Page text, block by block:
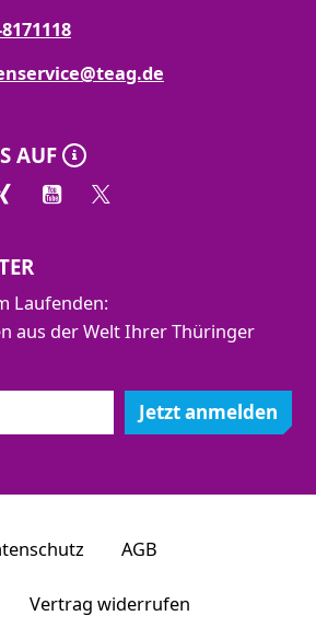
AUF
Laufenden:
aus der Welt Ihrer Thüringer
Jetzt anmelden
AGB
Vertrag widerrufen